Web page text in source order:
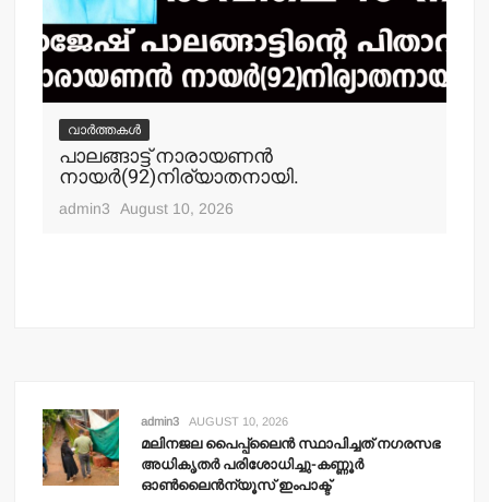
വാർത്തകൾ
പാലങ്ങാട്ട് നാരായണന്‍
നായര്‍(92)നിര്യാതനായി.
admin3 August 10, 2026
admin3 AUGUST 10, 2026
മലിനജല പൈപ്പ്‌ലൈന്‍ സ്ഥാപിച്ചത് നഗരസഭ
അധികൃതര്‍ പരിശോധിച്ചു-കണ്ണൂര്‍
ഓണ്‍ലൈന്‍ന്യൂസ് ഇംപാക്ട്‌